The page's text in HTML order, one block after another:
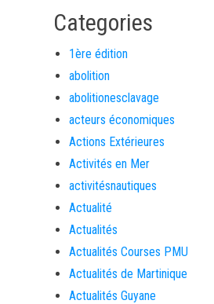
Categories
1ère édition
abolition
abolitionesclavage
acteurs économiques
Actions Extérieures
Activités en Mer
activitésnautiques
Actualité
Actualités
Actualités Courses PMU
Actualités de Martinique
Actualités Guyane